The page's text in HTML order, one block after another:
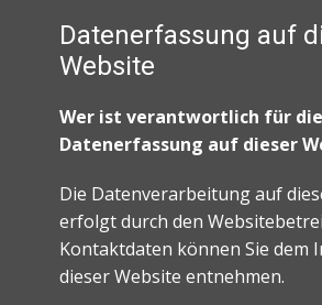
Datenerfassung auf
Website
Wer ist verantwortlich für die
Datenerfassung auf dieser
Die Datenverarbeitung auf
erfolgt durch den
Kontaktdaten können Sie dem
dieser Website entnehmen.